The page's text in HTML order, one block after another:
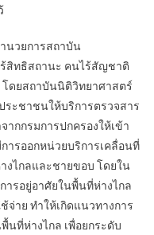
นวยการสถาบัน
สิทธิสถานะ คนไร้สัญชาติ
โดยสถาบันนิติวิทยาศาสตร์
ระชาชนให้บริการตรวจสาร
กกรมการปกครองให้เข้า
ารออกหน่วยบริการเคลื่อนที่
งไกลและชายขอบ โดยใน
ารอยู่อาศัยในพื้นที่ห่างไกล
จ่าย ทำให้เกิดแนวทางการ
นที่ห่างไกล เพื่อยกระดับ